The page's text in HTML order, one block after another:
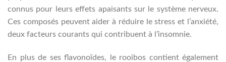
connus pour leurs effets apaisants sur le système nerveux.
Ces composés peuvent aider à réduire le stress et l’anxiété,
deux facteurs courants qui contribuent à l’insomnie.
En plus de ses flavonoïdes, le rooibos contient également